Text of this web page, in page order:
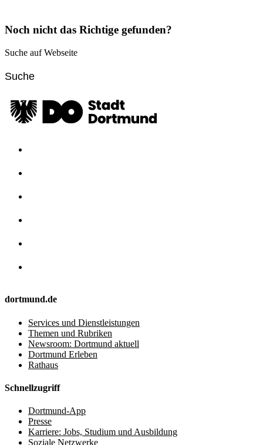
Noch nicht das Richtige gefunden?
Suche auf Webseite
dortmund.de
Services und Dienstleistungen
Themen und Rubriken
Newsroom: Dortmund aktuell
Dortmund Erleben
Rathaus
Schnellzugriff
Dortmund-App
Presse
Karriere: Jobs, Studium und Ausbildung
Soziale Netzwerke